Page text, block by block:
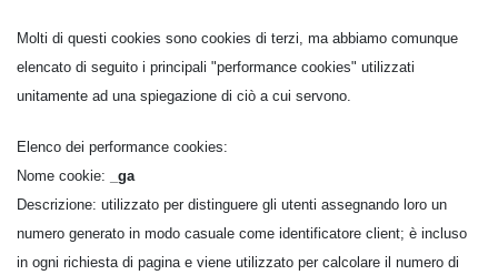
Molti di questi cookies sono cookies di terzi, ma abbiamo comunque
elencato di seguito i principali "performance cookies" utilizzati
unitamente ad una spiegazione di ciò a cui servono.
Elenco dei performance cookies:
Nome cookie:
_ga
Descrizione: utilizzato per distinguere gli utenti assegnando loro un
numero generato in modo casuale come identificatore client; è incluso
in ogni richiesta di pagina e viene utilizzato per calcolare il numero di